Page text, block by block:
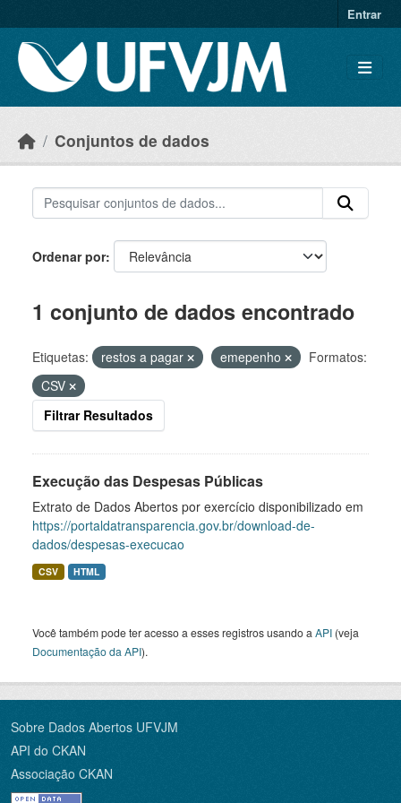
Entrar
Conjuntos de dados
Ordenar por
1 conjunto de dados encontrado
Etiquetas: restos a pagar emepenho
Formatos:
CSV
Filtrar Resultados
Execução das Despesas Públicas
Extrato de Dados Abertos por exercício disponibilizado em
https://portaldatransparencia.gov.br/download-de-
dados/despesas-execucao
CSV HTML
Você também pode ter acesso a esses registros usando a API (veja
Documentação da API).
Sobre Dados Abertos UFVJM
API do CKAN
Associação CKAN